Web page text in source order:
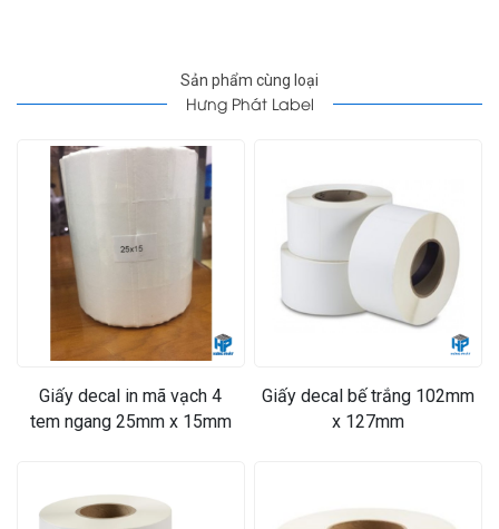
Sản phẩm cùng loại
Hưng Phát Label
Giấy decal in mã vạch 4
tem ngang 25mm x 15mm
Giấy decal bế trắng 102mm
x 127mm